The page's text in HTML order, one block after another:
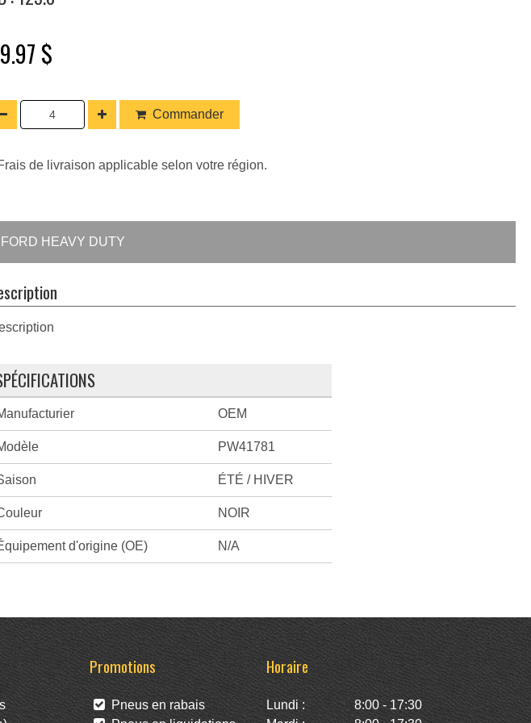
$
Commander
de livraison applicable selon votre région.
FORD HEAVY DUTY
OEM
PW41781
ÉTÉ / HIVER
NOIR
d'origine (OE) N/A
Promotions
Pneus en rabais
Horaire
Lundi :
8:00 - 17:30